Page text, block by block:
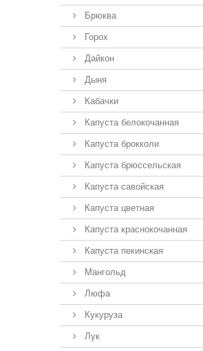
Брюква
Горох
Дайкон
Дыня
Кабачки
Капуста белокочанная
Капуста брокколи
Капуста брюссельская
Капуста савойская
Капуста цветная
Капуста краснокочанная
Капуста пекинская
Мангольд
Люфа
Кукуруза
Лук